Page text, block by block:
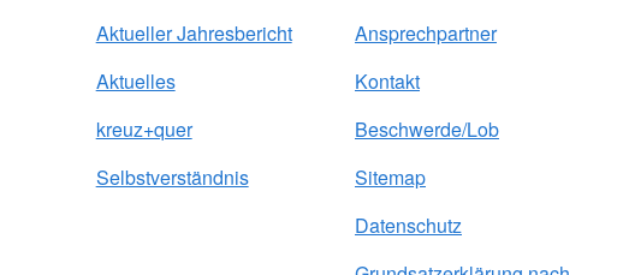
Aktueller Jahresbericht
Aktuelles
kreuz+quer
Selbstverständnis
Ansprechpartner
Kontakt
Beschwerde/Lob
Sitemap
Datenschutz